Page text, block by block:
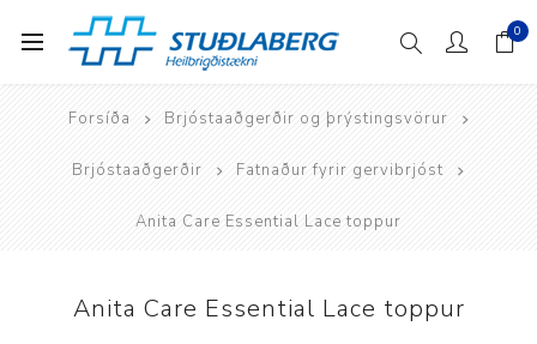
0
Forsíða Brjóstaaðgerðir og þrýstingsvörur
Brjóstaaðgerðir Fatnaður fyrir gervibrjóst
Anita Care Essential Lace toppur
Anita Care Essential Lace toppur